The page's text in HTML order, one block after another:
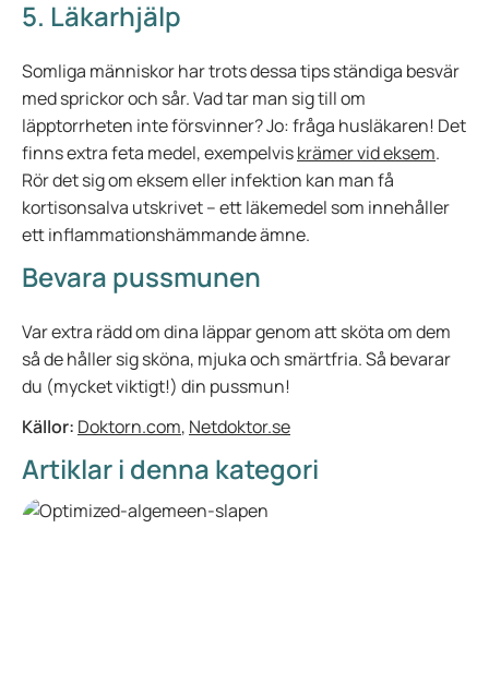
5. Läkarhjälp
Somliga människor har trots dessa tips ständiga besvär
med sprickor och sår. Vad tar man sig till om
läpptorrheten inte försvinner? Jo: fråga husläkaren! Det
finns extra feta medel, exempelviskrämer vid eksem.
Rör det sig om eksem eller infektion kan man få
kortisonsalva utskrivet – ett läkemedel som innehåller
ett inflammationshämmande ämne.
Bevara pussmunen
Var extra rädd om dina läppar genom att sköta om dem
så de håller sig sköna, mjuka och smärtfria. Så bevarar
du (mycket viktigt!) din pussmun!
Källor: Doktorn.com, Netdoktor.se
Artiklar i denna kategori